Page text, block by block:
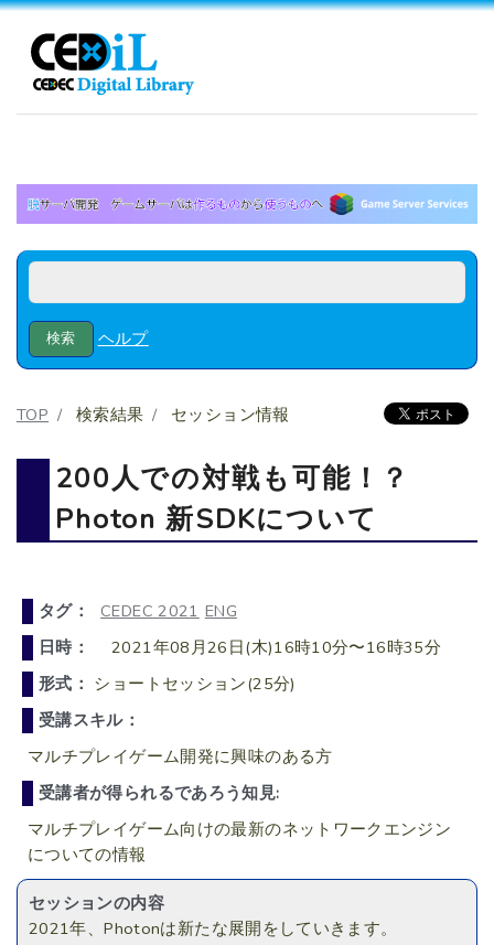
ヘルプ
TOP 検索結果 セッション情報
200人での対戦も可能！？
Photon 新SDKについて
タグ： CEDEC 2021 ENG
日時：
2021年08月26日(木)16時10分〜16時35分
形式： ショートセッション(25分)
受講スキル：
マルチプレイゲーム開発に興味のある方
受講者が得られるであろう知見:
マルチプレイゲーム向けの最新のネットワークエンジン
についての情報
セッションの内容
2021年、Photonは新たな展開をしていきます。